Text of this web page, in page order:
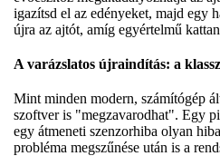
igazítsd el az edényeket, majd egy
újra az ajtót, amíg egyértelmű
A varázslatos újraindítás: a
Mint minden modern, számítógép
szoftver is "megzavarodhat". Egy
egy átmeneti szenzorhiba olyan
probléma megszűnése után is a